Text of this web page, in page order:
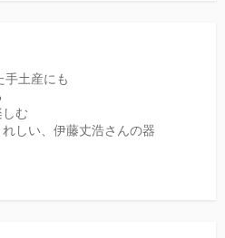
手土産にも
む
しい、伊藤丈浩さんの器